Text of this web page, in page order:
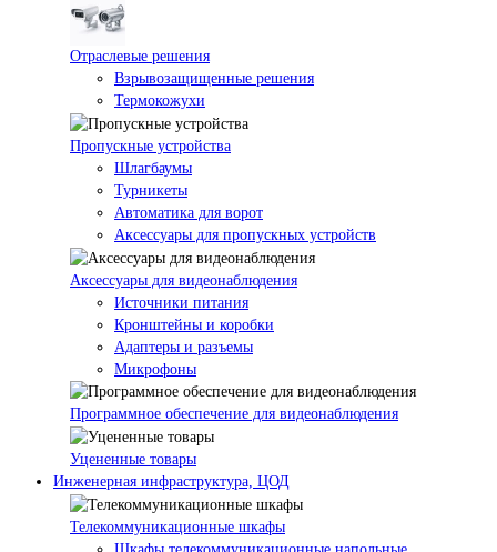
Отраслевые решения
Взрывозащищенные решения
Термокожухи
Пропускные устройства
Шлагбаумы
Турникеты
Автоматика для ворот
Аксессуары для пропускных устройств
Аксессуары для видеонаблюдения
Источники питания
Кронштейны и коробки
Адаптеры и разъемы
Микрофоны
Программное обеспечение для видеонаблюдения
Уцененные товары
Инженерная инфраструктура, ЦОД
Телекоммуникационные шкафы